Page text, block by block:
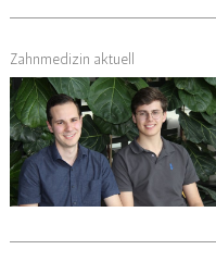
Zahnmedizin aktuell